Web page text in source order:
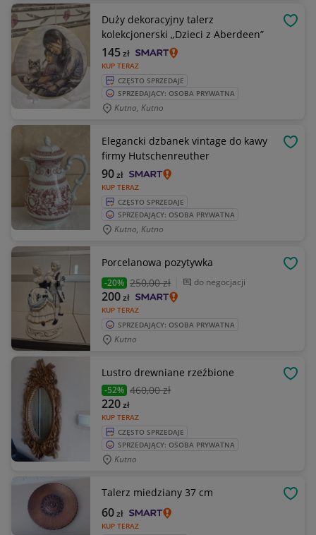
Duży dekoracyjny talerz
kolekcjonerski „Dzieci z Aberdeen”
KUP TERAZ
145zł
CZĘSTO SPRZEDAJE
SPRZEDAJĄCY: OSOBA PRYWATNA
Kutno, Kutno
Elegancki dzbanek vintage do kawy
firmy Hutschenreuther
KUP TERAZ
90zł
CZĘSTO SPRZEDAJE
SPRZEDAJĄCY: OSOBA PRYWATNA
Kutno, Kutno
Porcelanowa pozytywka
-20% 250,00 zł do negocjacji
KUP TERAZ
200zł
SPRZEDAJĄCY: OSOBA PRYWATNA
Kutno
Lustro drewniane rzeźbione
-52% 460,00 zł
KUP TERAZ
220zł
CZĘSTO SPRZEDAJE
SPRZEDAJĄCY: OSOBA PRYWATNA
Kutno
Talerz miedziany 37 cm
KUP TERAZ
60zł